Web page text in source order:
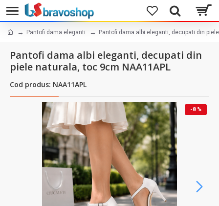
Pantofi dama eleganti Pantofi dama albi eleganti, decupati din
Pantofi dama albi eleganti, decupati din
piele naturala, toc 9cm NAA11APL
Cod produs: NAA11APL
-8 %